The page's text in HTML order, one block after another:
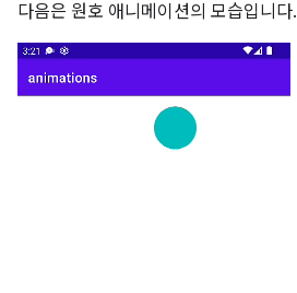
다음은 원호 애니메이션의 모습입니다.